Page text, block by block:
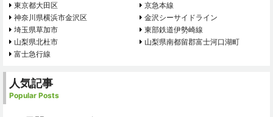
東京都大田区
京急本線
神奈川県横浜市金沢区
金沢シーサイドライン
埼玉県草加市
東部鉄道伊勢崎線
山梨県北杜市
山梨県南都留郡富士河口湖町
富士急行線
人気記事
Popular Posts